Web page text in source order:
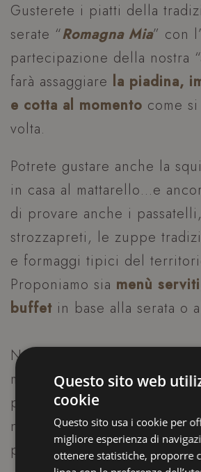
Gusterete i piatti della
serate “Romagna Mia” con
partecipazione della nostra
farà assaggiare la piadina,
e cotta al momento come
volta.
Potrete gustare anche la
in casa al mattarello…e
di provare anche i
strozzapreti, le zuppe
e formaggi tipici del
Proponiamo sia menù
buffet in base alla serata o
Naturalmente in queste
mancheranno varianti per i
persone che prediligono o
necessità di seguire un
più rigido (gluten free e
Questo sito web
cookie
Questo sito usa i cookie per
migliore esperienza di
ottenere statistiche, proporre